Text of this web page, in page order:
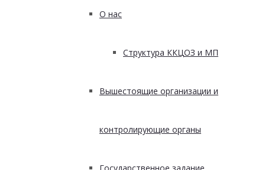
О нас
Структура ККЦОЗ и МП
Вышестоящие организации и
контролирующие органы